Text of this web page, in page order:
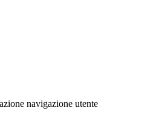
navigazione utente